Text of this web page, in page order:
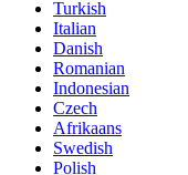
Turkish
Italian
Danish
Romanian
Indonesian
Czech
Afrikaans
Swedish
Polish